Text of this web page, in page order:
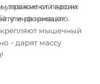
упражнений ваших
развивают
мышечный
- дарят массу
зависит от партии
информацию.